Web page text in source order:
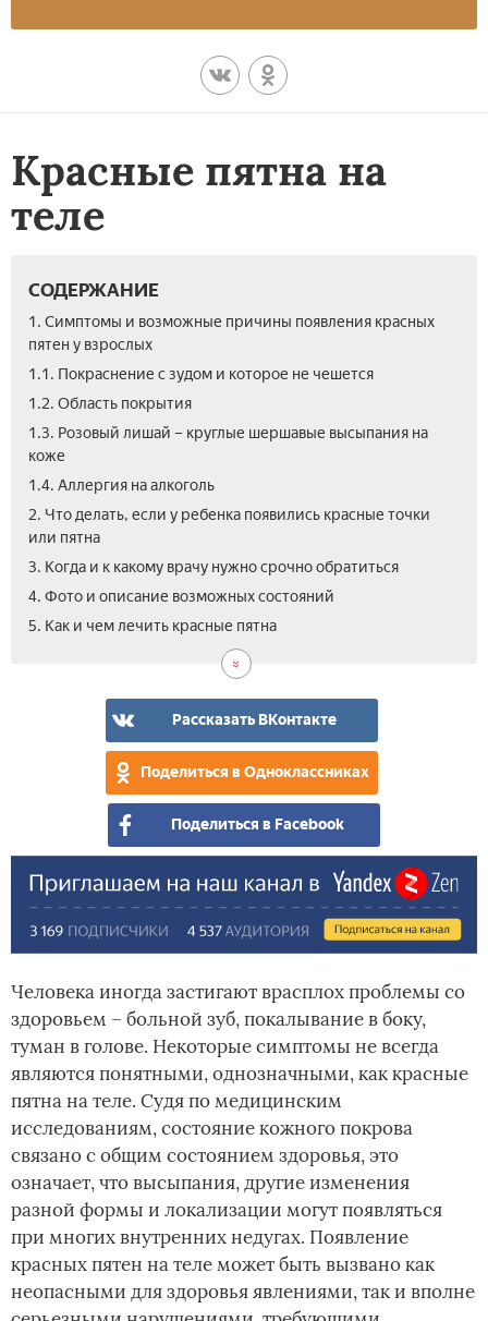
Красные пятна на
теле
СОДЕРЖАНИЕ
1. Симптомы и возможные причины появления красных
пятен у взрослых
1.1. Покраснение с зудом и которое не чешется
1.2. Область покрытия
1.3. Розовый лишай – круглые шершавые высыпания на
коже
1.4. Аллергия на алкоголь
2. Что делать, если у ребенка появились красные точки
или пятна
3. Когда и к какому врачу нужно срочно обратиться
4. Фото и описание возможных состояний
5. Как и чем лечить красные пятна
Рассказать ВКонтакте
Поделиться в Одноклассниках
Поделиться в Facebook
Человека иногда застигают врасплох проблемы со
здоровьем – больной зуб, покалывание в боку,
туман в голове. Некоторые симптомы не всегда
являются понятными, однозначными, как красные
пятна на теле. Судя по медицинским
исследованиям, состояние кожного покрова
связано с общим состоянием здоровья, это
означает, что высыпания, другие изменения
разной формы и локализации могут появляться
при многих внутренних недугах. Появление
красных пятен на теле может быть вызвано как
неопасными для здоровья явлениями, так и вполне